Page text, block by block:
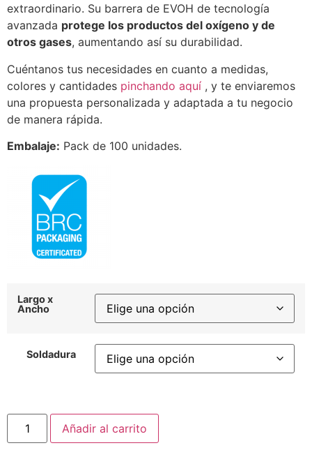
extraordinario. Su barrera de EVOH de tecnología
avanzada protege los productos del oxígeno y de
otros gases, aumentando así su durabilidad.
Cuéntanos tus necesidades en cuanto a medidas,
colores y cantidades pinchando aquí , y te enviaremos
una propuesta personalizada y adaptada a tu negocio
de manera rápida.
Embalaje: Pack de 100 unidades.
Largo x
Ancho
Soldadura
Añadir al carrito